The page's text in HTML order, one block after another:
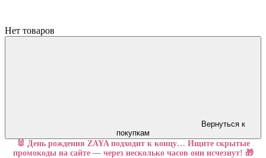
Нет товаров
Вернуться к
покупкам
🐰 День рождения ZAYA подходит к концу… Ищите скрытые
промокоды на сайте — через несколько часов они исчезнут! 🎁